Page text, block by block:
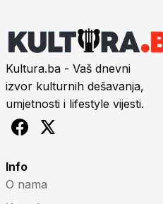
Kultura.ba - Vaš dnevni
izvor kulturnih dešavanja,
umjetnosti i lifestyle vijesti.
Info
O nama